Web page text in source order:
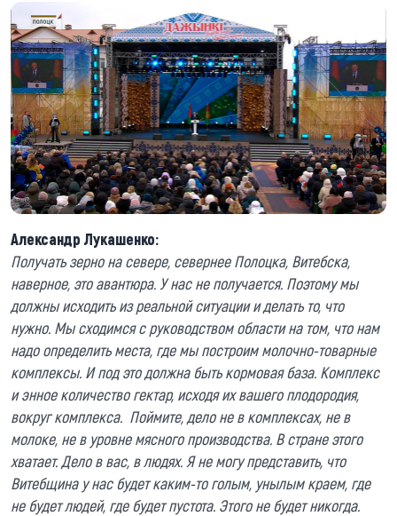
Александр Лукашенко:
Получать зерно на севере, севернее Полоцка, Витебска,
наверное, это авантюра. У нас не получается. Поэтому мы
должны исходить из реальной ситуации и делать то, что
нужно. Мы сходимся с руководством области на том, что нам
надо определить места, где мы построим молочно-товарные
комплексы. И под это должна быть кормовая база. Комплекс
и энное количество гектар, исходя их вашего плодородия,
вокруг комплекса. Поймите, дело не в комплексах, не в
молоке, не в уровне мясного производства. В стране этого
хватает. Дело в вас, в людях. Я не могу представить, что
Витебщина у нас будет каким-то голым, унылым краем, где
не будет людей, где будет пустота. Этого не будет никогда.